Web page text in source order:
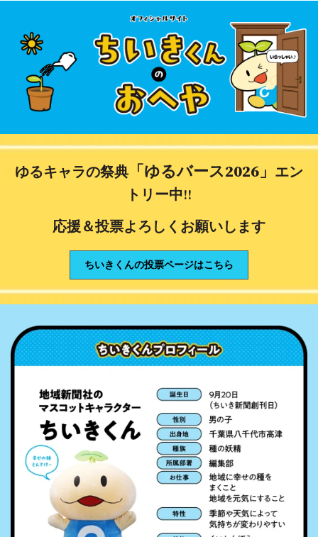
ゆるキャラの祭典 「ゆるバース2026」 エン
トリー中‼
応援＆投票よろしくお願いします
ちいきくんの投票ページはこちら